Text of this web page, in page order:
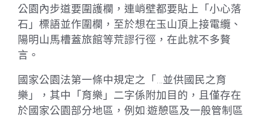
公園內步道要圍護欄，連峭壁都要貼上「小心落
石」標語並作圍欄，至於想在玉山頂上接電纜、
陽明山馬槽蓋旅館等荒謬行徑，在此就不多贅
言。
國家公園法第一條中規定之「…並供國民之育
樂」，其中「育樂」二字係附加目的，且僅存在
於國家公園部分地區，例如:遊憩區及一般管制區